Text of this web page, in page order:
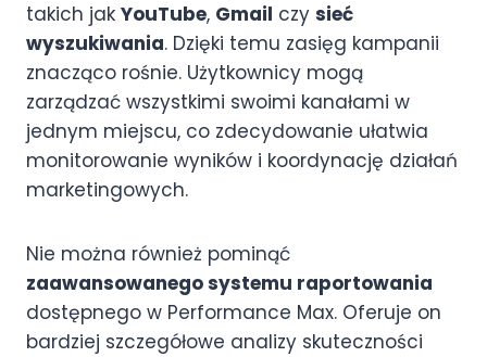
takich jak YouTube, Gmail czy sieć
wyszukiwania. Dzięki temu zasięg kampanii
znacząco rośnie. Użytkownicy mogą
zarządzać wszystkimi swoimi kanałami w
jednym miejscu, co zdecydowanie ułatwia
monitorowanie wyników i koordynację działań
marketingowych.
Nie można również pominąć
zaawansowanego systemu raportowania
dostępnego w Performance Max. Oferuje on
bardziej szczegółowe analizy skuteczności